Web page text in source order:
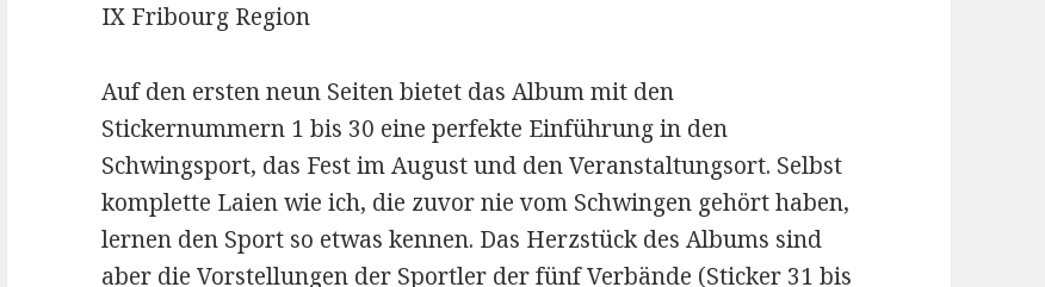
IX Fribourg Region
Auf den ersten neun Seiten bietet das Album mit den
Stickernummern 1 bis 30 eine perfekte Einführung in den
Schwingsport, das Fest im August und den Veranstaltungsort. Selbst
komplette Laien wie ich, die zuvor nie vom Schwingen gehört haben,
lernen den Sport so etwas kennen. Das Herzstück des Albums sind
aber die Vorstellungen der Sportler der fünf Verbände (Sticker 31 bis